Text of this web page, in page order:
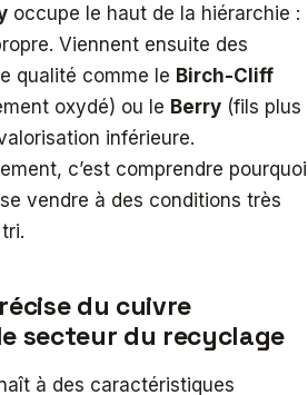
occupe le haut de la hiérarchie :
Viennent ensuite des
qualité comme le Birch-Cliff
oxydé) ou le Berry (fils plus
inférieure.
c’est comprendre pourquoi
vendre à des conditions très
du cuivre
secteur du recyclage
à des caractéristiques